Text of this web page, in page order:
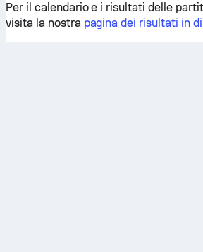
Per il calendario e i risultati delle
visita la nostra pagina dei risultati in